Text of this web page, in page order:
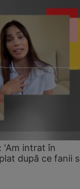
'Am intrat în
după ce fanii